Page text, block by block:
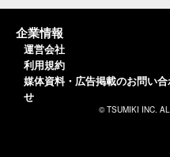
企業情報
運営会社
利用規約
媒体資料・広告掲載のお問い合
せ
© TSUMIKI INC.